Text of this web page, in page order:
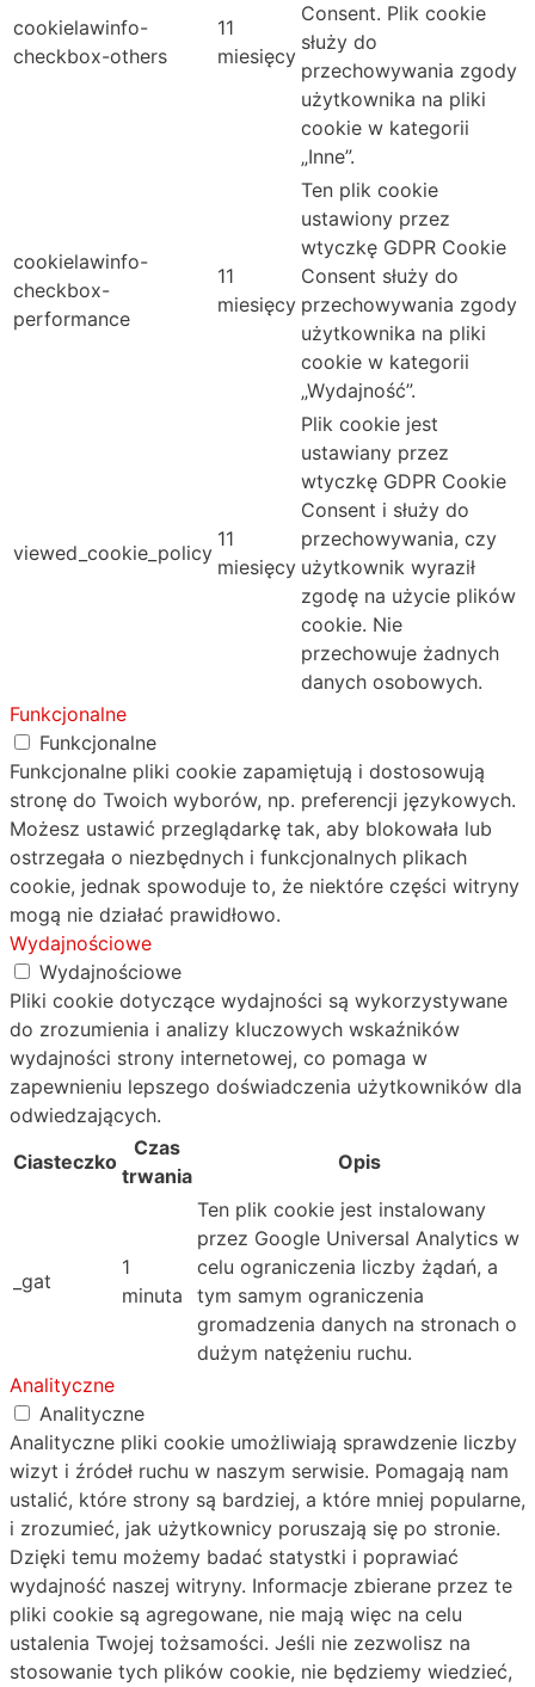
cookielawinfo-
checkbox-others
11
miesięcy
Consent. Plik cookie
służy do
przechowywania zgody
użytkownika na pliki
cookie w kategorii
„Inne”.
cookielawinfo-
checkbox-
performance
11
miesięcy
Ten plik cookie
ustawiony przez
wtyczkę GDPR Cookie
Consent służy do
przechowywania zgody
użytkownika na pliki
cookie w kategorii
„Wydajność”.
viewed_cookie_policy
11
miesięcy
Plik cookie jest
ustawiany przez
wtyczkę GDPR Cookie
Consent i służy do
przechowywania, czy
użytkownik wyraził
zgodę na użycie plików
cookie. Nie
przechowuje żadnych
danych osobowych.
Funkcjonalne
Funkcjonalne
Funkcjonalne pliki cookie zapamiętują i dostosowują
stronę do Twoich wyborów, np. preferencji językowych.
Możesz ustawić przeglądarkę tak, aby blokowała lub
ostrzegała o niezbędnych i funkcjonalnych plikach
cookie, jednak spowoduje to, że niektóre części witryny
mogą nie działać prawidłowo.
Wydajnościowe
Wydajnościowe
Pliki cookie dotyczące wydajności są wykorzystywane
do zrozumienia i analizy kluczowych wskaźników
wydajności strony internetowej, co pomaga w
zapewnieniu lepszego doświadczenia użytkowników dla
odwiedzających.
Ciasteczko
Czas
trwania
Opis
_gat
1
minuta
Ten plik cookie jest instalowany
przez Google Universal Analytics w
celu ograniczenia liczby żądań, a
tym samym ograniczenia
gromadzenia danych na stronach o
dużym natężeniu ruchu.
Analityczne
Analityczne
Analityczne pliki cookie umożliwiają sprawdzenie liczby
wizyt i źródeł ruchu w naszym serwisie. Pomagają nam
ustalić, które strony są bardziej, a które mniej popularne,
i zrozumieć, jak użytkownicy poruszają się po stronie.
Dzięki temu możemy badać statystki i poprawiać
wydajność naszej witryny. Informacje zbierane przez te
pliki cookie są agregowane, nie mają więc na celu
ustalenia Twojej tożsamości. Jeśli nie zezwolisz na
stosowanie tych plików cookie, nie będziemy wiedzieć,